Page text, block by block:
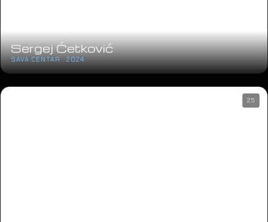
Sergej Ćetković
SAVA CENTAR · 2024
25